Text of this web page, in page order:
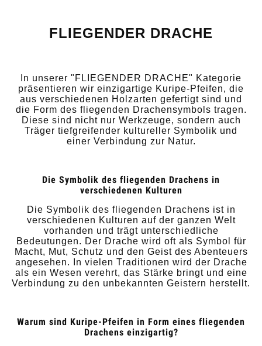
FLIEGENDER DRACHE
In unserer "FLIEGENDER DRACHE" Kategorie
präsentieren wir einzigartige Kuripe-Pfeifen, die
aus verschiedenen Holzarten gefertigt sind und
die Form des fliegenden Drachensymbols tragen.
Diese sind nicht nur Werkzeuge, sondern auch
Träger tiefgreifender kultureller Symbolik und
einer Verbindung zur Natur.
Die Symbolik des fliegenden Drachens in
verschiedenen Kulturen
Die Symbolik des fliegenden Drachens ist in
verschiedenen Kulturen auf der ganzen Welt
vorhanden und trägt unterschiedliche
Bedeutungen. Der Drache wird oft als Symbol für
Macht, Mut, Schutz und den Geist des Abenteuers
angesehen. In vielen Traditionen wird der Drache
als ein Wesen verehrt, das Stärke bringt und eine
Verbindung zu den unbekannten Geistern herstellt.
Warum sind Kuripe-Pfeifen in Form eines fliegenden
Drachens einzigartig?